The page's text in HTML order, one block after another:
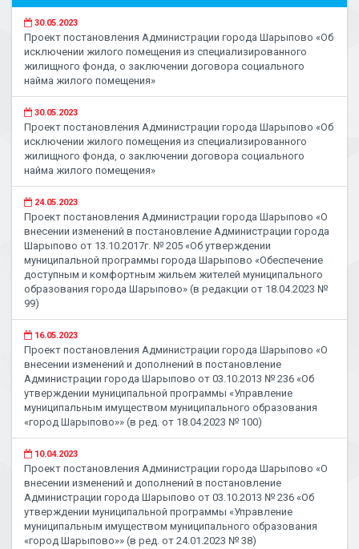
30.05.2023
Проект постановления Администрации города Шарыпово «Об
исключении жилого помещения из специализированного
жилищного фонда, о заключении договора социального
найма жилого помещения»
30.05.2023
Проект постановления Администрации города Шарыпово «Об
исключении жилого помещения из специализированного
жилищного фонда, о заключении договора социального
найма жилого помещения»
24.05.2023
Проект постановления Администрации города Шарыпово «О
внесении изменений в постановление Администрации города
Шарыпово от 13.10.2017г. № 205 «Об утверждении
муниципальной программы города Шарыпово «Обеспечение
доступным и комфортным жильем жителей муниципального
образования города Шарыпово» (в редакции от 18.04.2023 №
99)
16.05.2023
Проект постановления Администрации города Шарыпово «О
внесении изменений и дополнений в постановление
Администрации города Шарыпово от 03.10.2013 № 236 «Об
утверждении муниципальной программы «Управление
муниципальным имуществом муниципального образования
«город Шарыпово»» (в ред. от 18.04.2023 № 100)
10.04.2023
Проект постановления Администрации города Шарыпово «О
внесении изменений и дополнений в постановление
Администрации города Шарыпово от 03.10.2013 № 236 «Об
утверждении муниципальной программы «Управление
муниципальным имуществом муниципального образования
«город Шарыпово»» (в ред. от 24.01.2023 № 38)